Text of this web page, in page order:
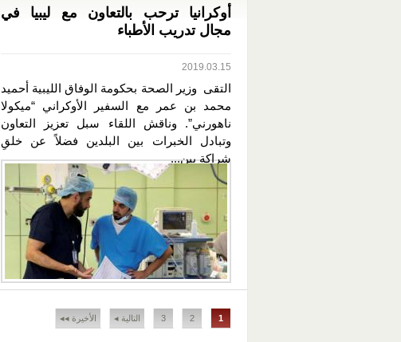
أوكرانيا ترحب بالتعاون مع ليبيا في
مجال تدريب الأطباء
2019.03.15
التقى وزير الصحة بحكومة الوفاق الليبية أحميد
محمد بن عمر مع السفير الأوكراني “ميكولا
ناهورني”. وناقش اللقاء سبل تعزيز التعاون
وتبادل الخبرات بين البلدين فضلاً عن خلقِ
شراكةٍ بين...
الصفحات
1
2
3 التالية ◂ الأخيرة ◂◂